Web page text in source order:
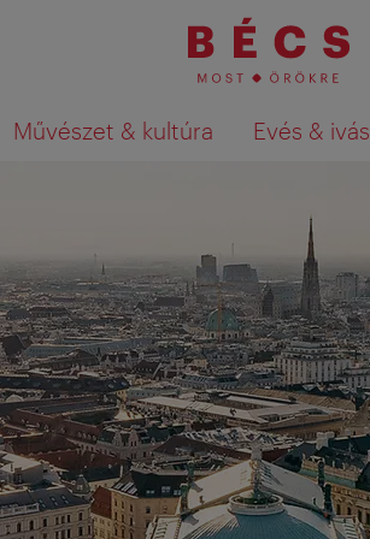
Művészet & kultúra Evés & ivás